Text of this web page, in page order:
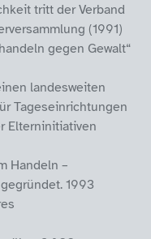
tritt der Verband
(1991)
gegen Gewalt“
landesweiten
Tageseinrichtungen
Elterninitiativen
Handeln –
1993